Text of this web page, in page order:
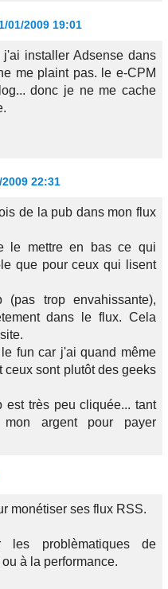
01/2009 19:01
installer Adsense dans
me plaint pas. le e-CPM
donc je ne me cache
22:31
de la pub dans mon flux
le mettre en bas ce qui
que pour ceux qui lisent
trop envahissante),
dans le flux. Cela
fun car j'ai quand même
ceux sont plutôt des geeks
très peu cliquée... tant
argent pour payer
monétiser ses flux RSS.
les problèmatiques de
à la performance.